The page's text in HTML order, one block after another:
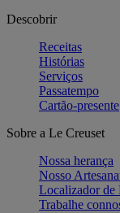
Descobrir
Receitas
Histórias
Serviços
Passatempo
Cartão-presente
Sobre a Le Creuset
Nossa herança
Nosso
Localizador de
Trabalhe